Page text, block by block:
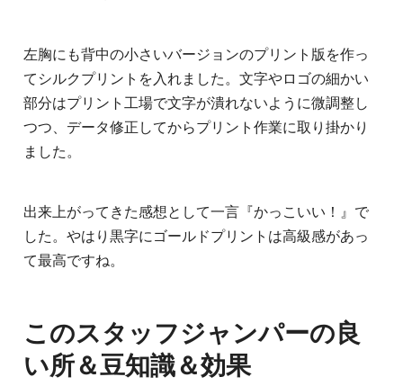
左胸にも背中の小さいバージョンのプリント版を作っ
てシルクプリントを入れました。文字やロゴの細かい
部分はプリント工場で文字が潰れないように微調整し
つつ、データ修正してからプリント作業に取り掛かり
ました。
出来上がってきた感想として一言『かっこいい！』で
した。やはり黒字にゴールドプリントは高級感があっ
て最高ですね。
このスタッフジャンパーの良
い所＆豆知識＆効果